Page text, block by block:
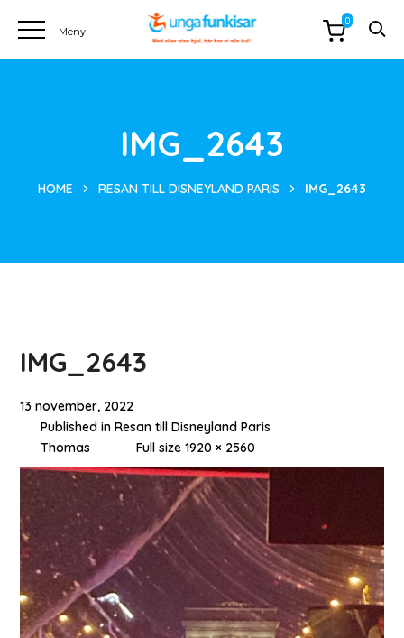
IMG_2643
HOME RESAN TILL DISNEYLAND PARIS IMG_2643
IMG_2643
13 november, 2022
Published inResan till Disneyland Paris
Thomas
Full size 1920 × 2560
0